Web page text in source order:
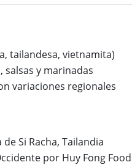
tailandesa, vietnamita)
salsas y marinadas
variaciones regionales
Si Racha, Tailandia
por Huy Fong